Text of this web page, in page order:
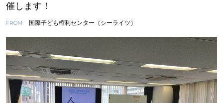
催します！
FROM 国際子ども権利センター（シーライツ）